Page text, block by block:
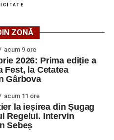
NR.
NR.
MAIL
1 0752826367
ZONĂ
acum 9 ore
2026: Prima ediție a
Fest, la Cetatea
Gârbova
acum 11 ore
la ieșirea din Șugag
Regelui. Intervin
Sebeș